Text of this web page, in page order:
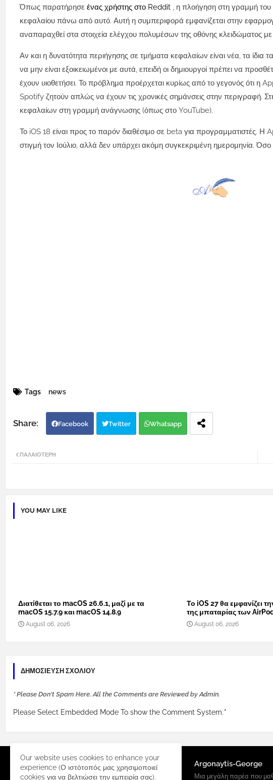
Όπως παρατήρησε ένας χρήστης στο Reddit , η πλοήγηση στη γραμμή
κεφαλαίου πάνω από αυτό. Αυτή η συμπεριφορά εμφανίζεται στην
αναπαραχθεί στα στοιχεία ελέγχου πολυμέσων της οθόνης κλειδώματος
Αν και η δυνατότητα περιήγησης σε τμήματα κεφαλαίων είναι νέα, τα
να μην είναι εξοικειωμένοι με αυτά, επειδή οι δημιουργοί πρέπει να
έχουν υιοθετήσει. Το πρόβλημα προέρχεται κυρίως από το γεγονός ότι η
Spotify ζητούν απλώς να έχουν τις χρονικές σημάνσεις στην περιγραφή.
κεφαλαίων στη γραμμή ανάγνωσης (όπως στο YouTube).
Το iOS 18 είναι προς το παρόν διαθέσιμο σε beta για προγραμματιστές. Η
στιγμή τον Ιούλιο, αλλά δεν υπάρχει ακόμη συγκεκριμένη ημερομηνία. Όσο
Tags news
Facebook Twitter Whatsapp
ΠΑΛΑΙΌΤΕΡΗ
YOU MAY LIKE
Διατίθεται το macOS 26.6.1, μαζί με τα
macOS 15.7.9 και macOS 14.8.9
August 06, 2026
Το iOS 27 θα εμφανίζει
της μπαταρίας των
August 06, 2026
ΔΗΜΟΣΊΕΥΣΗ ΣΧΟΛΊΟΥ
* Please Don't Spam Here. All the Comments are Reviewed by Admin.
Please Select Embedded Mode To show the Comment System.*
Argonaytis-George
Μια μεγάλη παρέα που
Our website uses cookies to enhance your
experience (Ο ιστότοπός μας χρησιμοποιεί
cookies για να βελτιώσει την εμπειρία σας).